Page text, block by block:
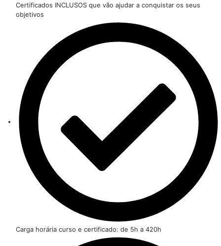
Certificados INCLUSOS que vão ajudar a conquistar os seus
objetivos
Carga horária curso e certificado: de 5h a 420h